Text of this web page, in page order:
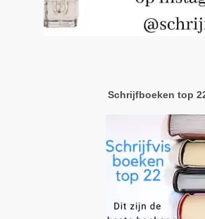
Schrijfboeken top